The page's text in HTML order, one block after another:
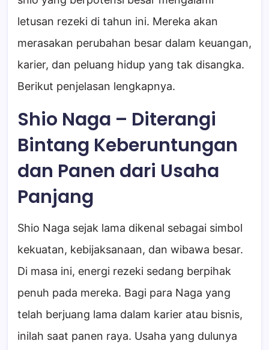
letusan rezeki di tahun ini. Mereka akan
merasakan perubahan besar dalam keuangan,
karier, dan peluang hidup yang tak disangka.
Berikut penjelasan lengkapnya.
Shio Naga – Diterangi
Bintang Keberuntungan
dan Panen dari Usaha
Panjang
Shio Naga sejak lama dikenal sebagai simbol
kekuatan, kebijaksanaan, dan wibawa besar.
Di masa ini, energi rezeki sedang berpihak
penuh pada mereka. Bagi para Naga yang
telah berjuang lama dalam karier atau bisnis,
inilah saat panen raya. Usaha yang dulunya